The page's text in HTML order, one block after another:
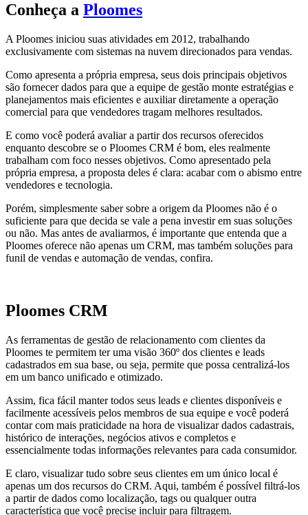
Conheça a Ploomes
A Ploomes iniciou suas atividades em 2012, trabalhando
exclusivamente com sistemas na nuvem direcionados para vendas.
Como apresenta a própria empresa, seus dois principais objetivos
são fornecer dados para que a equipe de gestão monte estratégias e
planejamentos mais eficientes e auxiliar diretamente a operação
comercial para que vendedores tragam melhores resultados.
E como você poderá avaliar a partir dos recursos oferecidos
enquanto descobre se o Ploomes CRM é bom, eles realmente
trabalham com foco nesses objetivos. Como apresentado pela
própria empresa, a proposta deles é clara: acabar com o abismo entre
vendedores e tecnologia.
Porém, simplesmente saber sobre a origem da Ploomes não é o
suficiente para que decida se vale a pena investir em suas soluções
ou não. Mas antes de avaliarmos, é importante que entenda que a
Ploomes oferece não apenas um CRM, mas também soluções para
funil de vendas e automação de vendas, confira.
Ploomes CRM
As ferramentas de gestão de relacionamento com clientes da
Ploomes te permitem ter uma visão 360º dos clientes e leads
cadastrados em sua base, ou seja, permite que possa centralizá-los
em um banco unificado e otimizado.
Assim, fica fácil manter todos seus leads e clientes disponíveis e
facilmente acessíveis pelos membros de sua equipe e você poderá
contar com mais praticidade na hora de visualizar dados cadastrais,
histórico de interações, negócios ativos e completos e
essencialmente todas informações relevantes para cada consumidor.
E claro, visualizar tudo sobre seus clientes em um único local é
apenas um dos recursos do CRM. Aqui, também é possível filtrá-los
a partir de dados como localização, tags ou qualquer outra
característica que você precise incluir para filtragem.